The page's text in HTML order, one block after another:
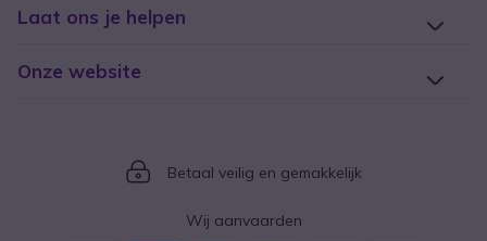
Laat ons je helpen
Onze website
Icon
Betaal veilig en gemakkelijk
Wij aanvaarden